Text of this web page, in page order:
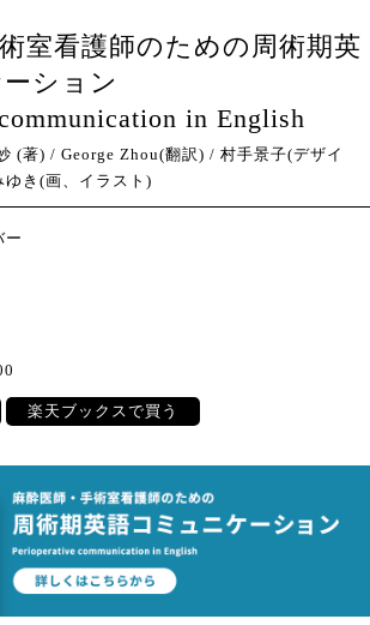
室看護師のための周術期英
ション
in English
(著) / George Zhou(翻訳) / 村手景子(デザイ
き(画、イラスト)
ー
楽天ブックスで買う